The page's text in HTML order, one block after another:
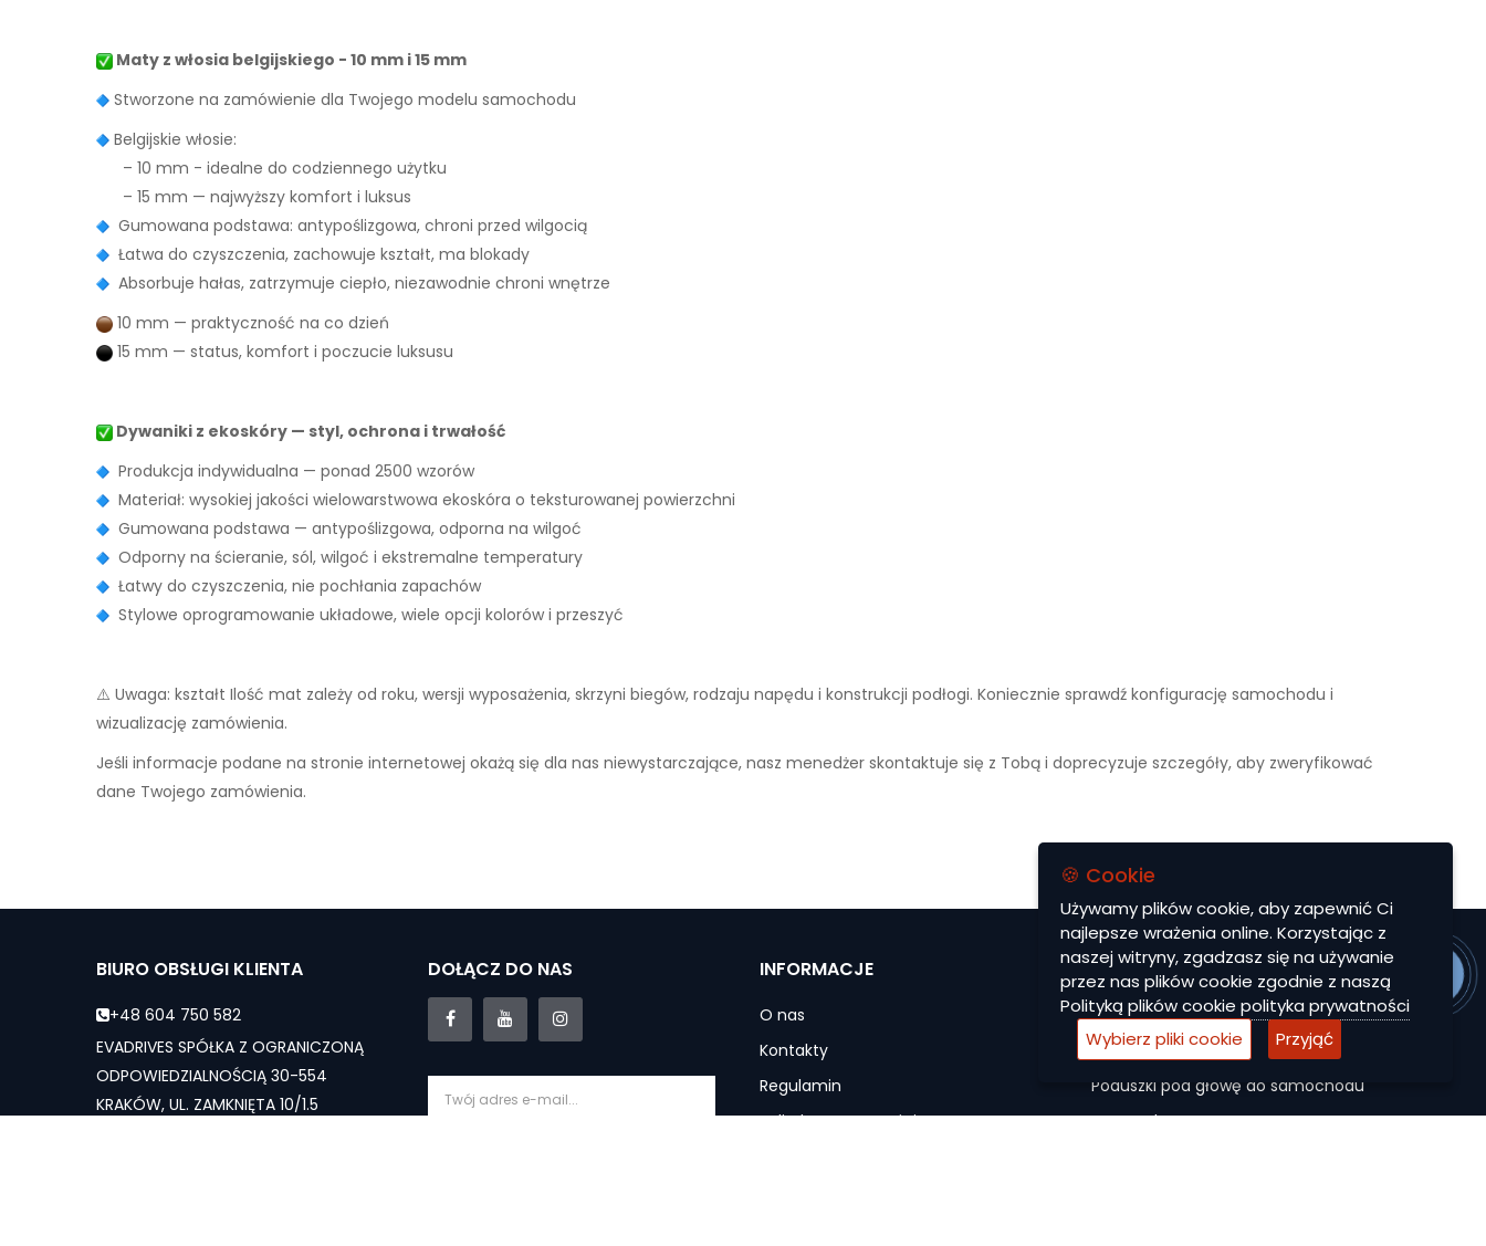
Maty z włosia belgijskiego - 10 mm i 15 mm
Stworzone na zamówienie dla Twojego modelu samochodu
Belgijskie włosie:
– 10 mm - idealne do codziennego użytku
– 15 mm — najwyższy komfort i luksus
Gumowana podstawa: antypoślizgowa, chroni przed wilgocią
Łatwa do czyszczenia, zachowuje kształt, ma blokady
Absorbuje hałas, zatrzymuje ciepło, niezawodnie chroni wnętrze
10 mm — praktyczność na co dzień
15 mm — status, komfort i poczucie luksusu
Dywaniki z ekoskóry — styl, ochrona i trwałość
Produkcja indywidualna — ponad 2500 wzorów
Materiał: wysokiej jakości wielowarstwowa ekoskóra o teksturowanej powierzchni
Gumowana podstawa — antypoślizgowa, odporna na wilgoć
Odporny na ścieranie, sól, wilgoć i ekstremalne temperatury
Łatwy do czyszczenia, nie pochłania zapachów
Stylowe oprogramowanie układowe, wiele opcji kolorów i przeszyć
⚠️ Uwaga: kształt Ilość mat zależy od roku, wersji wyposażenia, skrzyni biegów, rodzaju napędu i konstrukcji podłogi. Koniecznie sprawdź konfigurację samochodu i
wizualizację zamówienia.
Jeśli informacje podane na stronie internetowej okażą się dla nas niewystarczające, nasz menedżer skontaktuje się z Tobą i doprecyzuje szczegóły, aby zweryfikować
dane Twojego zamówienia.
BIURO OBSŁUGI KLIENTA
+48 604 750 582
EVADRIVES SPÓŁKA Z OGRANICZONĄ
ODPOWIEDZIALNOŚCIĄ 30-554
KRAKÓW, UL. ZAMKNIĘTA 10/1.5
DOŁĄCZ DO NAS INFORMACJE
O nas
Kontakty
Regulamin
Polityka prywatności
MENU
Dywaniki EVA
Autocase
Poduszki pod głowę do samochodu
Maty ochronne
🍪 Cookie
Używamy plików cookie, aby zapewnić Ci
najlepsze wrażenia online. Korzystając z
naszej witryny, zgadzasz się na używanie
przez nas plików cookie zgodnie z naszą
Polityką plików cookie polityka prywatności
Wybierz pliki cookie
Przyjąć